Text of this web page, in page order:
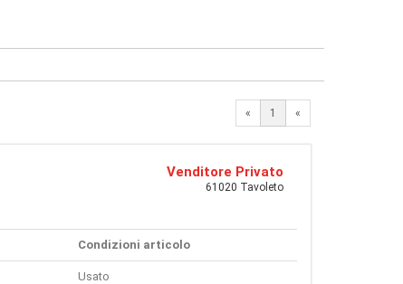
« 1 «
Venditore Privato
61020 Tavoleto
Condizioni articolo
Usato